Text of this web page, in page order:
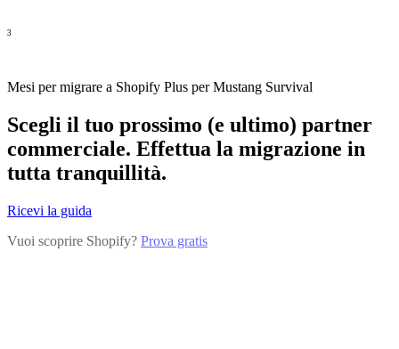
3
Mesi per migrare a Shopify Plus per Mustang Survival
Scegli il tuo prossimo (e ultimo) partner
commerciale. Effettua la migrazione in
tutta tranquillità.
Ricevi la guida
Vuoi scoprire Shopify? Prova gratis